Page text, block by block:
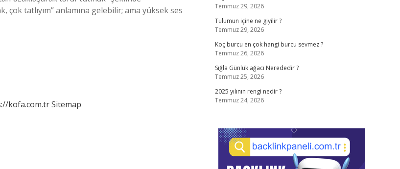
çok tatlıyım” anlamına gelebilir; ama yüksek ses
kofa.com.trSitemap
Temmuz 29, 2026
Tulumun içine ne giyilir ?
Temmuz 29, 2026
Koç burcu en çok hangi burcu sevmez ?
Temmuz 26, 2026
Sığla Günlük ağacı Nerededir ?
Temmuz 25, 2026
2025 yılının rengi nedir ?
Temmuz 24, 2026